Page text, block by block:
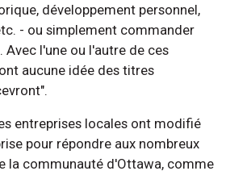
développement personnel,
- ou simplement commander
Avec l'une ou l'autre de ces
aucune idée des titres
entreprises locales ont modifié
pour répondre aux nombreux
la communauté d'Ottawa, comme